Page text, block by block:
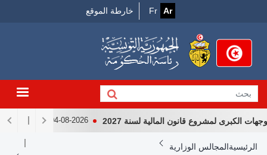
الرئيسي
Fr Ar
Menu
خارطة الموقع
لمشروع قانون المالية لسنة 2027 04-08-2026 لقاء رئيس
Breadcrumb
الرئيسيةالمجالس الوزارية